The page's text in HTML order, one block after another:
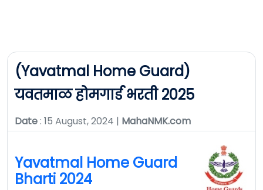
(Yavatmal Home Guard)
यवतमाळ होमगार्ड भरती 2025
Date: 15 August, 2024 | MahaNMK.com
Yavatmal Home Guard
Bharti 2024